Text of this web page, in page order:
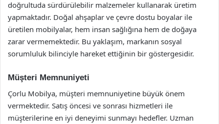
doğrultuda sürdürülebilir malzemeler kullanarak üretim
yapmaktadır. Doğal ahşaplar ve çevre dostu boyalar ile
üretilen mobilyalar, hem insan sağlığına hem de doğaya
zarar vermemektedir. Bu yaklaşım, markanın sosyal
sorumluluk bilinciyle hareket ettiğinin bir göstergesidir.
Müşteri Memnuniyeti
Çorlu Mobilya, müşteri memnuniyetine büyük önem
vermektedir. Satış öncesi ve sonrası hizmetleri ile
müşterilerine en iyi deneyimi sunmayı hedefler. Uzman